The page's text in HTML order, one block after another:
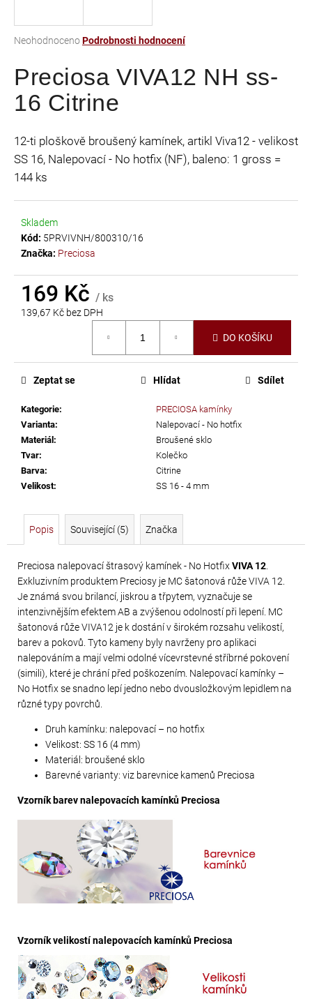
Průměrné
produktu
je
0,0
hvězdiček.
NeohodnocenoPodrobnosti hodnocení
Preciosa VIVA12 NH ss-
16 Citrine
12-ti ploškově broušený kamínek, artikl Viva12 - velikost
SS 16, Nalepovací - No hotfix (NF), baleno: 1 gross =
144 ks
Skladem
Kód: 5PRVIVNH/800310/16
Značka: Preciosa
169 Kč / ks
139,67 Kč bez DPH
DO KOŠÍKU
Kategorie:
PRECIOSA kamínky
Varianta:
Nalepovací - No hotfix
Materiál:
Broušené sklo
Tvar:
Kolečko
Barva:
Citrine
Velikost: SS 16 - 4 mm
Zeptat se Hlídat Sdílet
Popis Související (5) Značka
Preciosa nalepovací štrasový kamínek - No HotfixVIVA 12
Exkluzivním produktem Preciosy je MC šatonová růže VIVA 12.
Je známá svou brilancí, jiskrou a třpytem, vyznačuje se
intenzivnějším efektem AB a zvýšenou odolností při lepení. MC
šatonová růže VIVA12 je k dostání v širokém rozsahu velikostí,
barev a pokovů. Tyto kameny byly navrženy pro aplikaci
nalepováním a mají velmi odolné vícevrstevné stříbrné pokovení
(simili), které je chrání před poškozením. Nalepovací kamínky –
No Hotfix se snadno lepí jedno nebo dvousložkovým lepidlem na
různé typy povrchů.
Druh kamínku: nalepovací – no hotfix
Velikost: SS 16 (4 mm)
Materiál: broušené sklo
Barevné varianty: viz barevnice kamenů Preciosa
Vzorník barev nalepovacích kamínků Preciosa
Vzorník velikostí nalepovacích kamínků Preciosa
j
t
?
HLEDAT
D
o
p
e
m
ELIS
DROP
17X28MM
Kč